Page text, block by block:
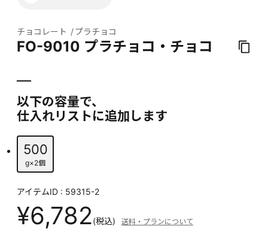
チョコレート プラチョコ
FO-9010 プラチョコ・チョコ
以下の容量で、
仕入れリストに追加します
500
g×2個
アイテムID : 59315-2
¥6,782(税込) 送料・プランについて